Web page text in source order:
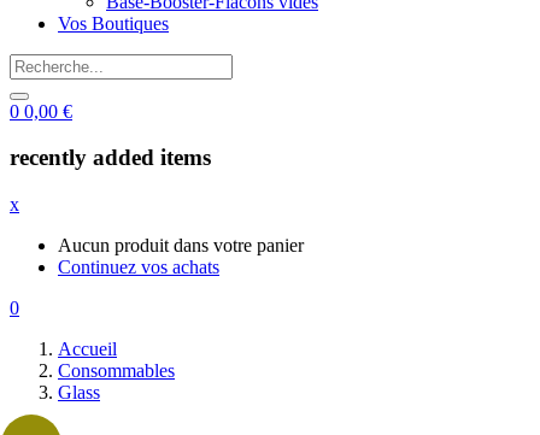
Vos Boutiques
0 0,00 €
recently added items
x
Aucun produit dans votre panier
Continuez vos achats
0
Accueil
Consommables
Glass